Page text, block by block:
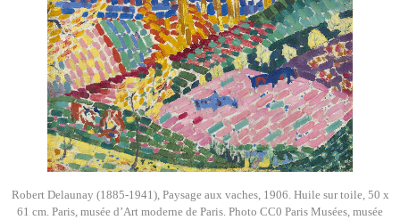
Robert Delaunay (1885-1941), Paysage aux vaches, 1906. Huile sur toile, 50 x
61 cm. Paris, musée d’Art moderne de Paris. Photo CC0 Paris Musées, musée